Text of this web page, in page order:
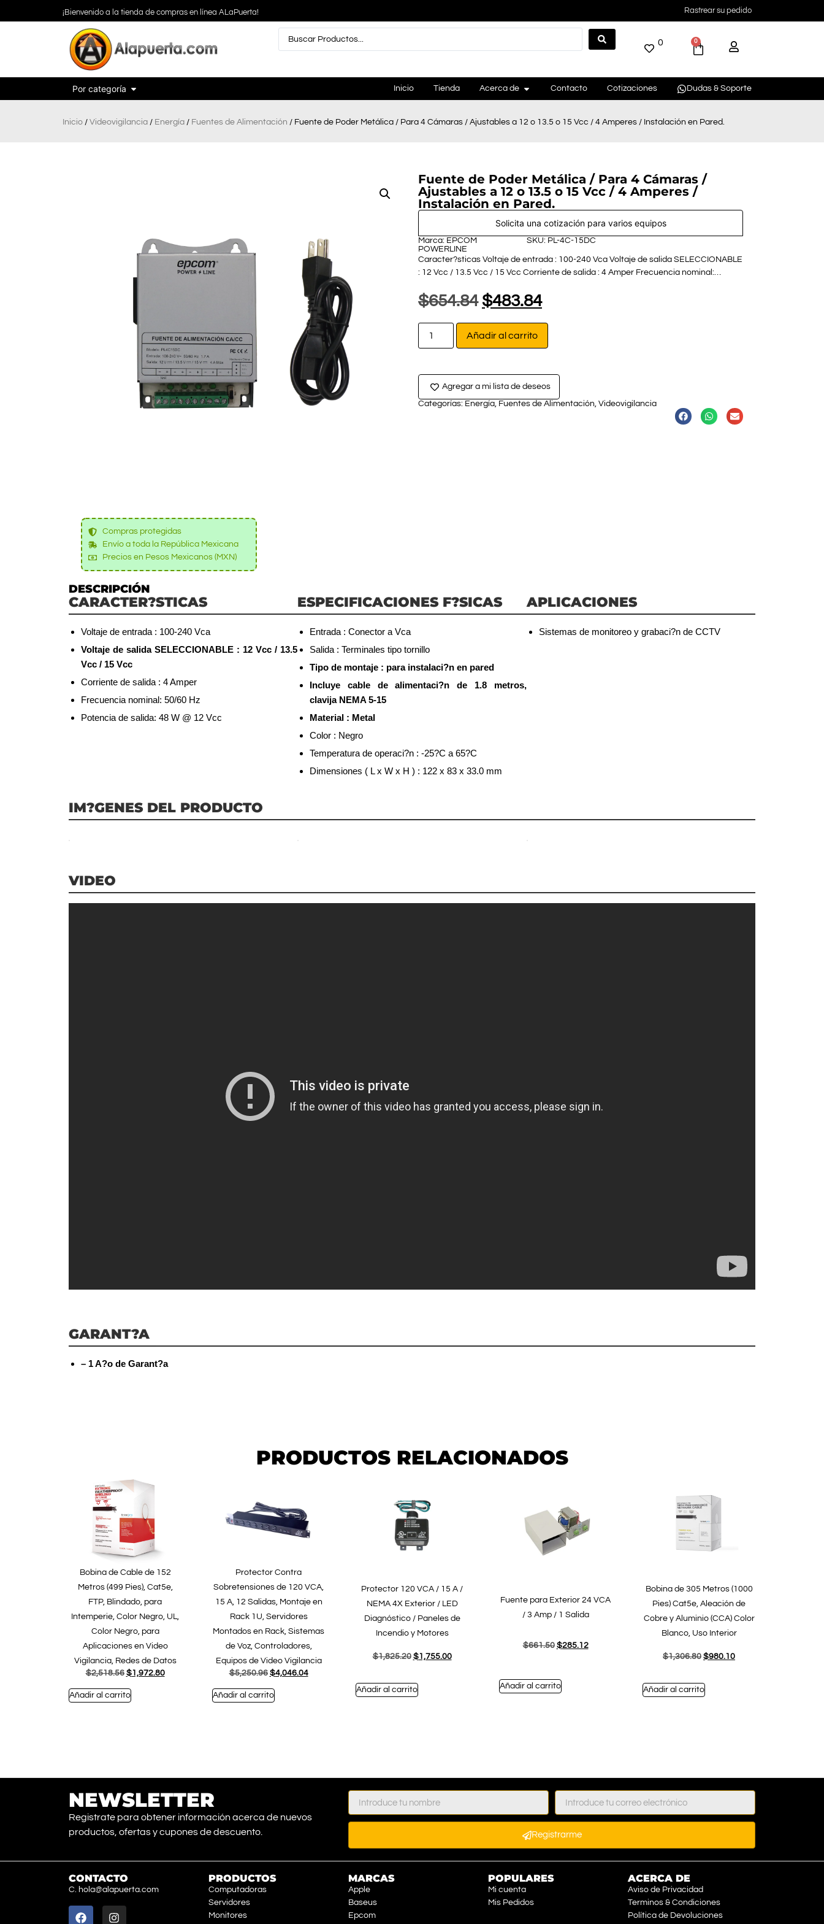
¡Bienvenido a la tienda de compras en línea ALaPuerta! Rastrear su pedido
0 0
Por categoría Inicio Tienda Acerca de Contacto Cotizaciones Dudas & Soporte
Inicio / Videovigilancia / Energía / Fuentes de Alimentación / Fuente de Poder Metálica / Para 4 Cámaras / Ajustables a 12 o 13.5 o 15 Vcc / 4 Amperes / Instalación en Pared.
Compras protegidas
Envío a toda la República Mexicana
Precios en Pesos Mexicanos (MXN)
Fuente de Poder Metálica / Para 4 Cámaras /
Ajustables a 12 o 13.5 o 15 Vcc / 4 Amperes /
Instalación en Pared.
Solicita una cotización para varios equipos
Marca: EPCOM
POWERLINE
SKU: PL-4C-15DC
Caracter?sticas Voltaje de entrada : 100-240 Vca Voltaje de salida SELECCIONABLE
: 12 Vcc / 13.5 Vcc / 15 Vcc Corriente de salida : 4 Amper Frecuencia nominal:…
$654.84 $483.84
Añadir al carrito
Agregar a mi lista de deseos
Categorías: Energía, Fuentes de Alimentación, Videovigilancia
DESCRIPCIÓN
CARACTER?STICAS
Voltaje de entrada : 100-240 Vca
Voltaje de salida SELECCIONABLE : 12 Vcc / 13.5
Vcc / 15 Vcc
Corriente de salida : 4 Amper
Frecuencia nominal: 50/60 Hz
Potencia de salida: 48 W @ 12 Vcc
ESPECIFICACIONES F?SICAS
Entrada : Conector a Vca
Salida : Terminales tipo tornillo
Tipo de montaje : para instalaci?n en pared
Incluye cable de alimentaci?n de 1.8 metros,
clavija NEMA 5-15
Material : Metal
Color : Negro
Temperatura de operaci?n : -25?C a 65?C
Dimensiones ( L x W x H ) : 122 x 83 x 33.0 mm
APLICACIONES
Sistemas de monitoreo y grabaci?n de CCTV
IM?GENES DEL PRODUCTO
VIDEO
GARANT?A
– 1 A?o de Garant?a
PRODUCTOS RELACIONADOS
Bobina de Cable de 152
Metros (499 Pies), Cat5e,
FTP, Blindado, para
Intemperie, Color Negro, UL,
Color Negro, para
Aplicaciones en Video
Vigilancia, Redes de Datos
$2,518.56 $1,972.80
Añadir al carrito
Protector Contra
Sobretensiones de 120 VCA,
15 A, 12 Salidas, Montaje en
Rack 1U, Servidores
Montados en Rack, Sistemas
de Voz, Controladores,
Equipos de Video Vigilancia
$5,250.96 $4,046.04
Añadir al carrito
Protector 120 VCA / 15 A /
NEMA 4X Exterior / LED
Diagnóstico / Paneles de
Incendio y Motores
$1,825.20 $1,755.00
Añadir al carrito
Fuente para Exterior 24 VCA
/ 3 Amp / 1 Salida
$661.50 $285.12
Añadir al carrito
Bobina de 305 Metros (1000
Pies) Cat5e, Aleación de
Cobre y Aluminio (CCA) Color
Blanco, Uso Interior
$1,306.80 $980.10
Añadir al carrito
NEWSLETTER
Registrate para obtener información acerca de nuevos
productos, ofertas y cupones de descuento.
Registrarme
CONTACTO
C. hola@alapuerta.com
PRODUCTOS
Computadoras
Servidores
Monitores
MARCAS
Apple
Baseus
Epcom
POPULARES
Mi cuenta
Mis Pedidos
ACERCA DE
Aviso de Privacidad
Terminos & Condiciones
Política de Devoluciones